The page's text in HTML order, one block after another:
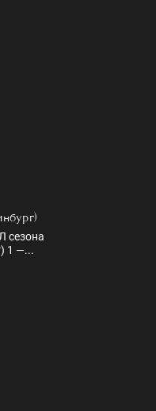
сезона
1 —...